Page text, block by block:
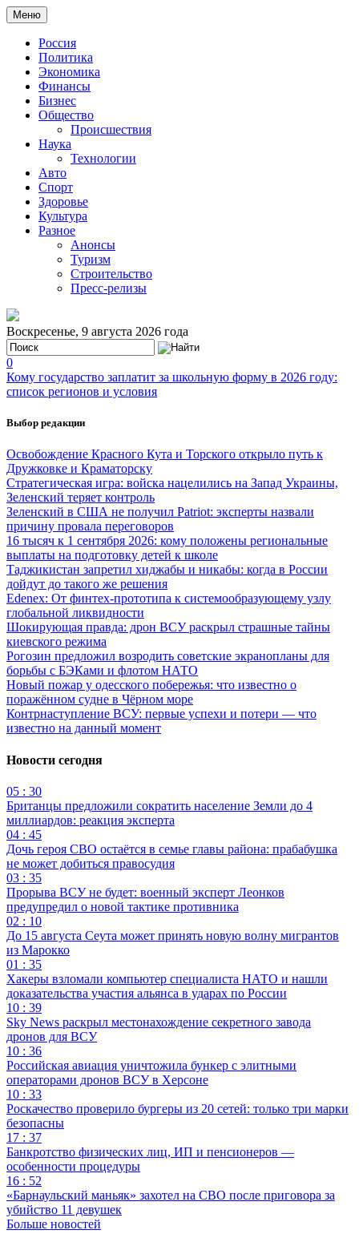
Меню
Россия
Политика
Экономика
Финансы
Бизнес
Общество
Происшествия
Наука
Технологии
Авто
Спорт
Здоровье
Культура
Разное
Анонсы
Туризм
Строительство
Пресс-релизы
Воскресенье, 9 августа 2026 года
0
Кому государство заплатит за школьную форму в 2026 году:
список регионов и условия
Выбор редакции
Освобождение Красного Кута и Торского открыло путь к
Дружковке и Краматорску
Стратегическая игра: войска нацелились на Запад Украины,
Зеленский теряет контроль
Зеленский в США не получил Patriot: эксперты назвали
причину провала переговоров
16 тысяч к 1 сентября 2026: кому положены региональные
выплаты на подготовку детей к школе
Таджикистан запретил хиджабы и никабы: когда в России
дойдут до такого же решения
Edenex: От финтех-прототипа к системообразующему узлу
глобальной ликвидности
Шокирующая правда: дрон ВСУ раскрыл страшные тайны
киевского режима
Рогозин предложил возродить советские экранопланы для
борьбы с БЭКами и флотом НАТО
Новый пожар у одесского побережья: что известно о
поражённом судне в Чёрном море
Контрнаступление ВСУ: первые успехи и потери — что
известно на данный момент
Новости сегодня
05 : 30
Британцы предложили сократить население Земли до 4
миллиардов: реакция эксперта
04 : 45
Дочь героя СВО остаётся в семье главы района: прабабушка
не может добиться правосудия
03 : 35
Прорыва ВСУ не будет: военный эксперт Леонков
предупредил о новой тактике противника
02 : 10
До 15 августа Сеута может принять новую волну мигрантов
из Марокко
01 : 35
Хакеры взломали компьютер специалиста НАТО и нашли
доказательства участия альянса в ударах по России
10 : 39
Sky News раскрыл местонахождение секретного завода
дронов для ВСУ
10 : 36
Российская авиация уничтожила бункер с элитными
операторами дронов ВСУ в Херсоне
10 : 33
Роскачество проверило бургеры из 20 сетей: только три марки
безопасны
17 : 37
Банкротство физических лиц, ИП и пенсионеров —
особенности процедуры
16 : 52
«Барнаульский маньяк» захотел на СВО после приговора за
убийство 11 девушек
Больше новостей